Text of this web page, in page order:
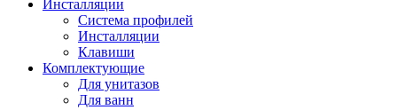
Инсталляции
Система профилей
Инсталляции
Клавиши
Комплектующие
Для унитазов
Для ванн